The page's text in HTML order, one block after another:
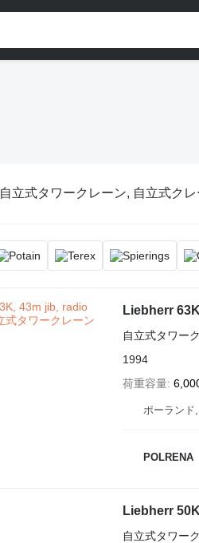
自立式タワークレーン, 自立式ク
Liebherr
自立式タワー
1994
荷重容量
ポーランド
POLRENA
Liebherr 50K
自立式タワー